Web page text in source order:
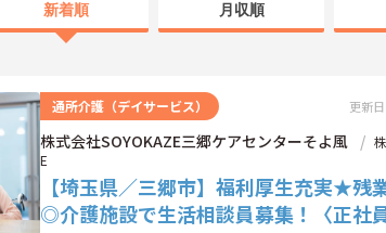
新着順 月収順
通所介護（デイサービス） 更新
株式会社SOYOKAZE三郷ケアセンターそよ風
E
【埼玉県／三郷市】福利厚生充実★残
◎介護施設で生活相談員募集！〈正社員